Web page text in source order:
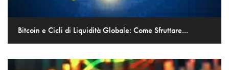
Bitcoin e Cicli di Liquidità Globale: Come Sfruttare...